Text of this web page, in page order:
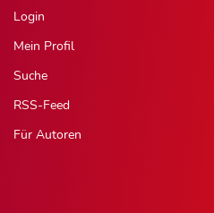
Login
Mein Profil
Suche
RSS-Feed
Für Autoren